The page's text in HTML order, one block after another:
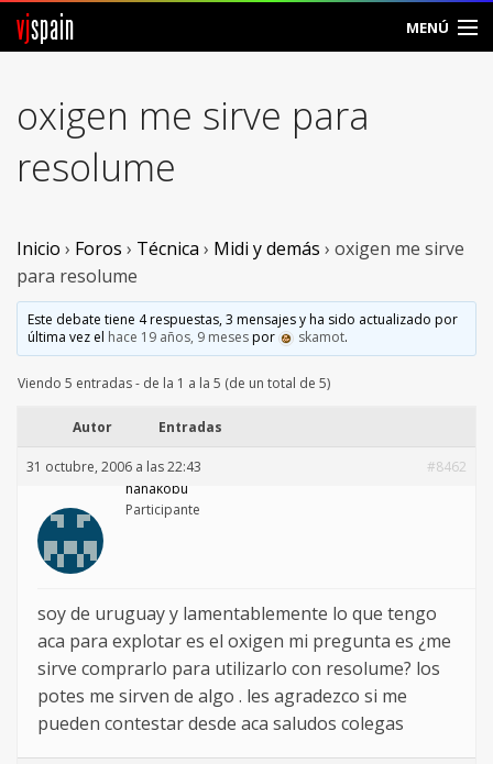
vjspain MENÚ
Foros
Noticias
Vjspain
Ayuda
Contacto
Entrar
oxigen me sirve para
resolume
Inicio › Foros › Técnica › Midi y demás › oxigen me sirve
para resolume
Este debate tiene 4 respuestas, 3 mensajes y ha sido actualizado por
última vez el hace 19 años, 9 mesespor skamot.
Viendo 5 entradas - de la 1 a la 5 (de un total de 5)
Autor Entradas
31 octubre, 2006 a las 22:43
#8462
hanakobu
Participante
soy de uruguay y lamentablemente lo que tengo
aca para explotar es el oxigen mi pregunta es ¿me
sirve comprarlo para utilizarlo con resolume? los
potes me sirven de algo . les agradezco si me
pueden contestar desde aca saludos colegas